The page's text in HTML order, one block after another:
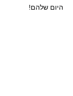
היום שלהם!